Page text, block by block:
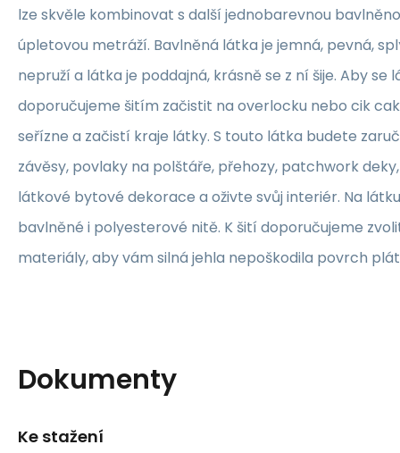
lze skvěle kombinovat s další jednobarevnou
úpletovou metráží. Bavlněná látka je jemná, pevná,
nepruží a látka je poddajná, krásně se z ní šije. Aby se
doporučujeme šitím začistit na overlocku nebo cik
seřízne a začistí kraje látky. S touto látka budete
závěsy, povlaky na polštáře, přehozy, patchwork
látkové bytové dekorace a oživte svůj interiér. Na
bavlněné i polyesterové nitě. K šití doporučujeme
materiály, aby vám silná jehla nepoškodila povrch
Dokumenty
Ke stažení